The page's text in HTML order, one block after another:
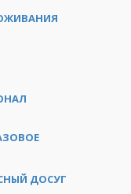
ДОСУГ